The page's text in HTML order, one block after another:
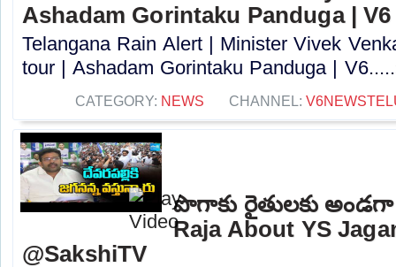
Ashadam Gorintaku Panduga | V6
Telangana Rain Alert | Minister Vivek
tour | Ashadam Gorintaku Panduga |
CATEGORY: NEWS CHANNEL:
పొగాకు రైతులకు
Raja About YS
@SakshiTV